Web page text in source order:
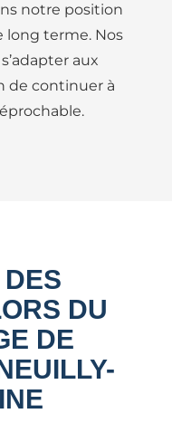
notre position
long terme. Nos
aux
de continuer à
DU
DE